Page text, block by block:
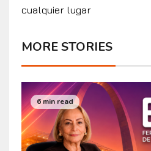
cualquier lugar
MORE STORIES
6 min read